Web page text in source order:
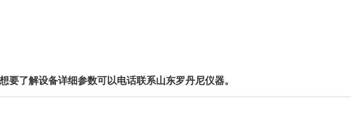
了解设备详细参数可以电话联系山东罗丹尼仪器。